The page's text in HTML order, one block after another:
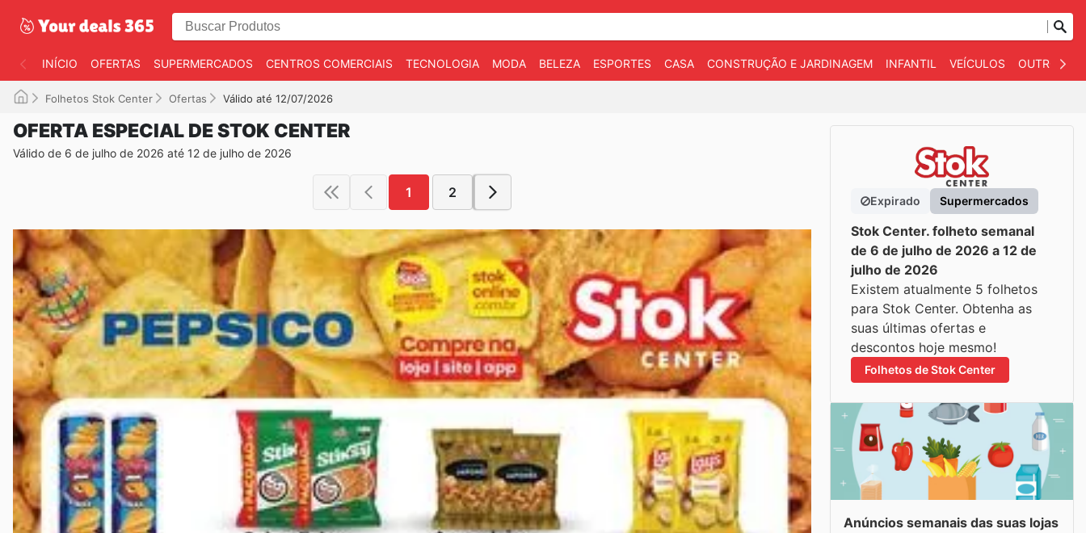
INÍCIO OFERTAS SUPERMERCADOS CENTROS COMERCIAIS TECNOLOGIA MODA BELEZA ESPORTES CASA CONSTRUÇÃO E JARDINAGEM INFANTIL VEÍCULOS OUTROS
Folhetos Stok Center Ofertas Válido até 12/07/2026
OFERTA ESPECIAL DE STOK CENTER
Válido de 6 de julho de 2026 até 12 de julho de 2026
1 2
Expirado Supermercados
Stok Center. folheto semanal
de 6 de julho de 2026 a 12 de
julho de 2026
Existem atualmente 5 folhetos
para Stok Center. Obtenha as
suas últimas ofertas e
descontos hoje mesmo!
Folhetos de Stok Center
Anúncios semanais das suas lojas